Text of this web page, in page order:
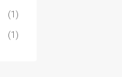
(1)
(1)